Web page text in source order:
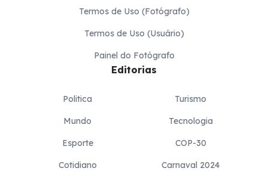
Termos de Uso (Fotógrafo)
Termos de Uso (Usuário)
Painel do Fotógrafo
Editorias
Politica
Mundo
Esporte
Cotidiano
Turismo
Tecnologia
COP-30
Carnaval 2024